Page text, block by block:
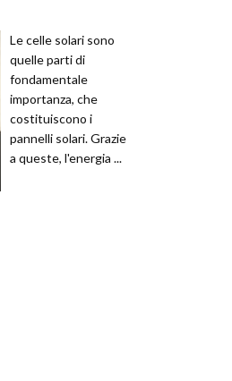
Le celle solari sono
quelle parti di
fondamentale
importanza, che
costituiscono i
pannelli solari. Grazie
a queste, l'energia ...